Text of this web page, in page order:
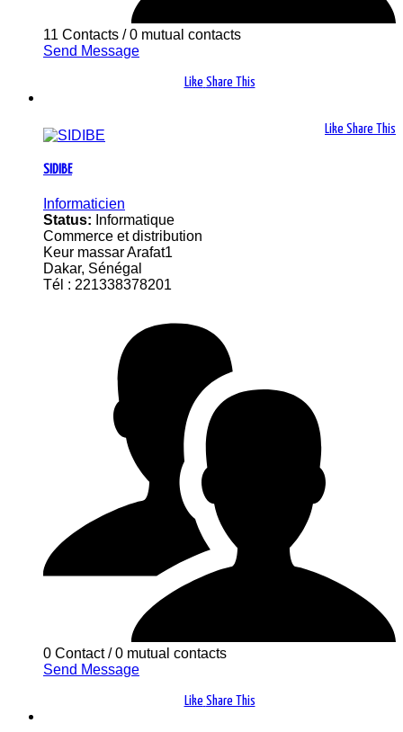
11 Contacts /0 mutual contacts
Send Message
Like Share This
Like Share This
SIDIBE
Informaticien
Status: Informatique
Commerce et distribution
Keur massar Arafat1
Dakar, Sénégal
Tél : 221338378201
0 Contact/0 mutual contacts
Send Message
Like Share This